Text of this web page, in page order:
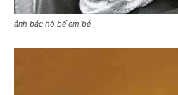
ảnh bác hồ bế em bé